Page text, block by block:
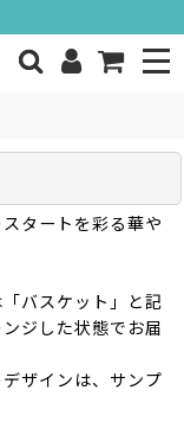
タートを彩る華や
バスケット」と記
ジした状態でお届
ザインは、サンプ